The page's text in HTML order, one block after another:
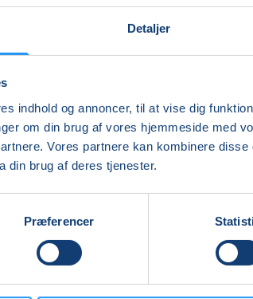
Detaljer
indhold og annoncer, til at vise dig
om din brug af vores hjemmeside med
Vores partnere kan kombinere
din brug af deres tjenester.
Præferencer
der skaber tryghed ved fødslen.
kommer bl.a. omkring partnerens
til fødslen, viden om fødsels
punkter og